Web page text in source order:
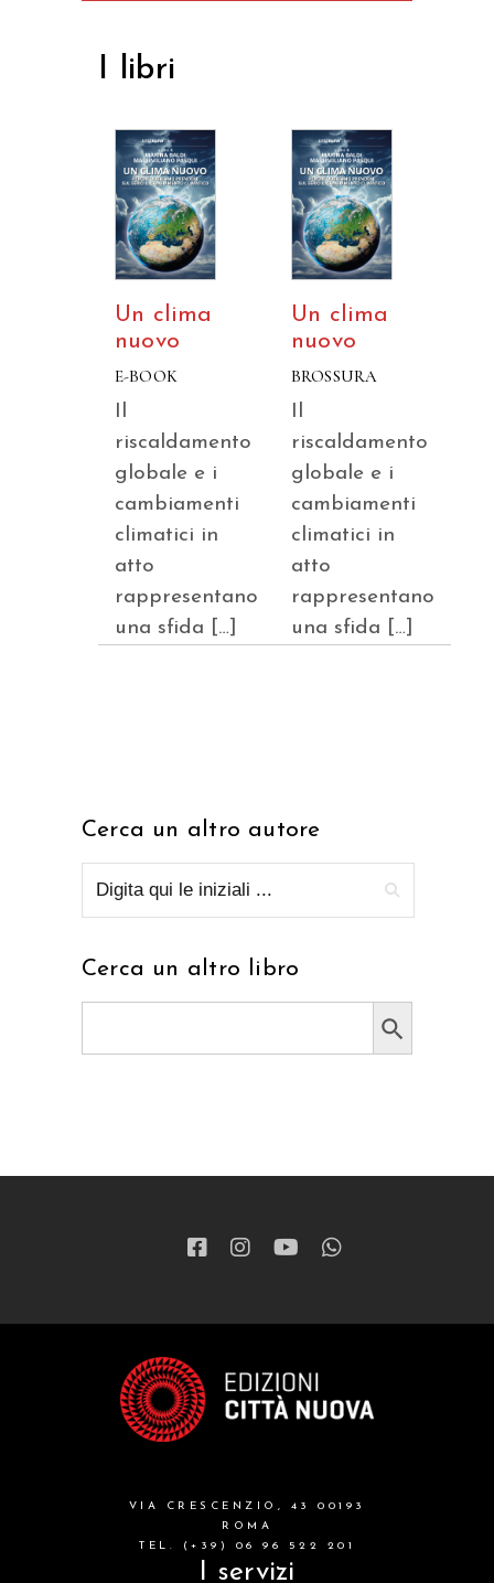
I libri
Un clima
nuovo
E-BOOK
Il
riscaldamento
globale e i
cambiamenti
climatici in
atto
rappresentano
una sfida […]
Un clima
nuovo
BROSSURA
Il
riscaldamento
globale e i
cambiamenti
climatici in
atto
rappresentano
una sfida […]
Cerca un altro autore
Cerca un altro libro
Search Button
VIA CRESCENZIO, 43 00193
ROMA
TEL. (+39) 06 96 522 201
I servizi